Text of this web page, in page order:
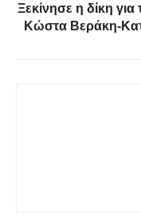
Ξεκίνησε η δίκη για
Κώστα Βεράκη-